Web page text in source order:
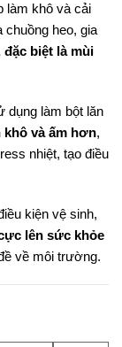
làm khô và cải
chuồng heo, gia
đặc biệt là mùi
dụng làm bột lăn
khô và ấm hơn,
nhiệt, tạo điều
kiện vệ sinh,
lên sức khỏe
về môi trường.